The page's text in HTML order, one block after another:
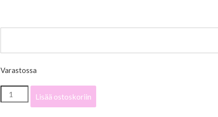
Varastossa
Ilon
hetki,
Lisää ostoskoriin